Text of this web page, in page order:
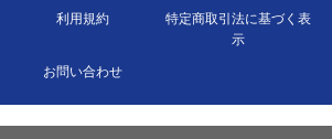
利用規約
特定商取引法に基づく表
示
お問い合わせ